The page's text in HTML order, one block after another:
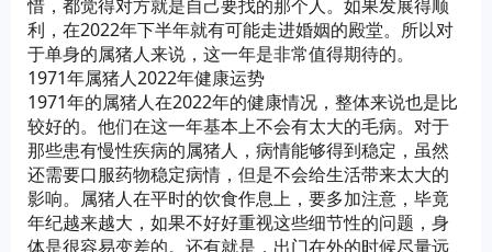
惜，都觉得对方就是自己要找的那个人。如果发展得顺
利，在2022年下半年就有可能走进婚姻的殿堂。所以对
于单身的属猪人来说，这一年是非常值得期待的。
1971年属猪人2022年健康运势
1971年的属猪人在2022年的健康情况，整体来说也是比
较好的。他们在这一年基本上不会有太大的毛病。对于
那些患有慢性疾病的属猪人，病情能够得到稳定，虽然
还需要口服药物稳定病情，但是不会给生活带来太大的
影响。属猪人在平时的饮食作息上，要多加注意，毕竟
年纪越来越大，如果不好好重视这些细节性的问题，身
体是很容易变差的。还有就是，出门在外的时候尽量远